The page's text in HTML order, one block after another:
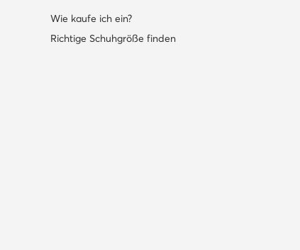
Wie kaufe ich ein?
Richtige Schuhgröße finden